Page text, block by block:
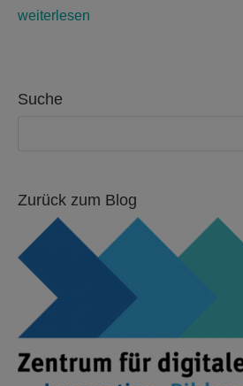
weiterlesen
Suche
Zurück zum Blog